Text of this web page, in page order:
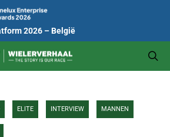
2026 – België
ELITE INTERVIEW MANNEN